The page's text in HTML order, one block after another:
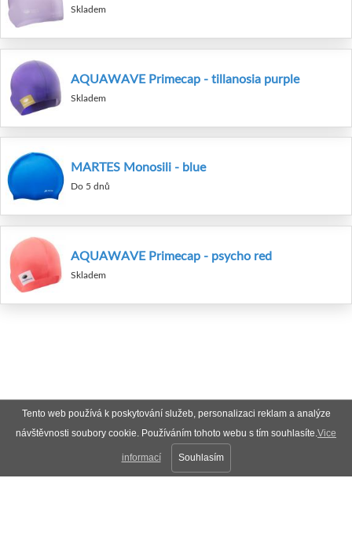
Tento web používá k poskytování služeb, personalizaci reklam a analýze
návštěvnosti soubory cookie. Používáním tohoto webu s tím souhlasíte.Vice
informací Souhlasím
Skladem
AQUAWAVE Primecap - tillanosia purple
Skladem
MARTES Monosili - blue
Do 5 dnů
AQUAWAVE Primecap - psycho red
Skladem